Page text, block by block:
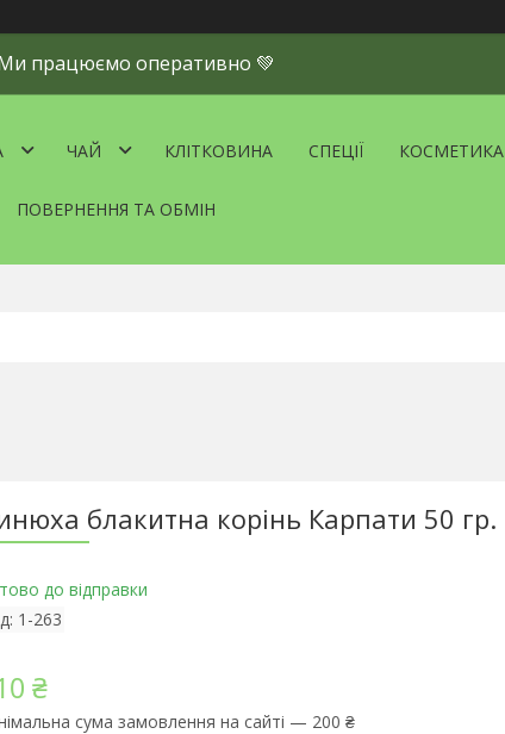
працюємо оперативно 💚
ЧАЙ КЛІТКОВИНА СПЕЦІЇ КОСМЕТИКА
ПОВЕРНЕННЯ ТА ОБМІН
блакитна корінь Карпати 50 гр.
до відправки
1-263
₴
сума замовлення на сайті — 200 ₴